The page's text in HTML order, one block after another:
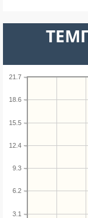
3.1
6.2
9.3
12.4
15.5
18.6
21.7